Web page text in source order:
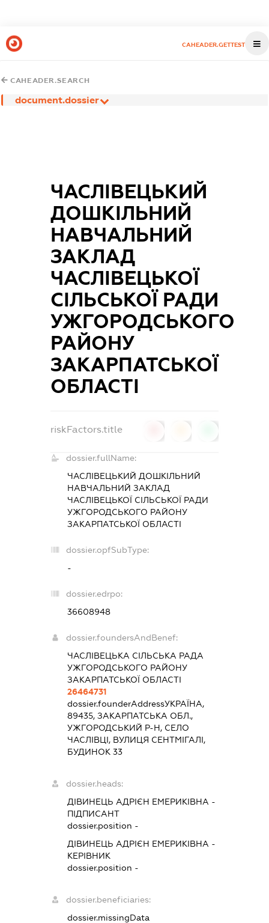
CAHEADER.GETTEST
CAHEADER.SEARCH
document.dossier
ЧАСЛІВЕЦЬКИЙ
ДОШКІЛЬНИЙ
НАВЧАЛЬНИЙ
ЗАКЛАД
ЧАСЛІВЕЦЬКОЇ
СІЛЬСЬКОЇ РАДИ
УЖГОРОДСЬКОГО
РАЙОНУ
ЗАКАРПАТСЬКОЇ
ОБЛАСТІ
riskFactors.title
dossier.fullName:
ЧАСЛІВЕЦЬКИЙ ДОШКІЛЬНИЙ
НАВЧАЛЬНИЙ ЗАКЛАД
ЧАСЛІВЕЦЬКОЇ СІЛЬСЬКОЇ РАДИ
УЖГОРОДСЬКОГО РАЙОНУ
ЗАКАРПАТСЬКОЇ ОБЛАСТІ
dossier.opfSubType:
-
dossier.edrpo:
36608948
dossier.foundersAndBenef:
ЧАСЛІВЕЦЬКА СІЛЬСЬКА РАДА
УЖГОРОДСЬКОГО РАЙОНУ
ЗАКАРПАТСЬКОЇ ОБЛАСТІ
26464731
dossier.founderAddressУКРАЇНА,
89435, ЗАКАРПАТСЬКА ОБЛ.,
УЖГОРОДСЬКИЙ Р-Н, СЕЛО
ЧАСЛІВЦІ, ВУЛИЦЯ СЕНТМІГАЛІ,
БУДИНОК 33
dossier.heads:
ДІВИНЕЦЬ АДРІЄН ЕМЕРИКІВНА -
ПІДПИСАНТ
dossier.position -
ДІВИНЕЦЬ АДРІЄН ЕМЕРИКІВНА -
КЕРІВНИК
dossier.position -
dossier.beneficiaries:
dossier.missingData